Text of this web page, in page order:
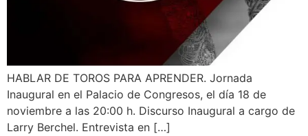
HABLAR DE TOROS PARA APRENDER. Jornada
Inaugural en el Palacio de Congresos, el día 18 de
noviembre a las 20:00 h. Discurso Inaugural a cargo de
Larry Berchel. Entrevista en […]